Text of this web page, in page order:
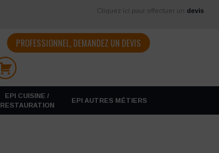
Cliquez ici pour effectuer un devis
PROFESSIONNEL, DEMANDEZ UN DEVIS
EPI CUISINE /
RESTAURATION
EPI AUTRES MÉTIERS